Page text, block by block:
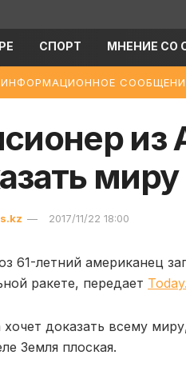
СПОРТ МНЕНИЕ СО
ИНФОРМАЦИОННОЕ
из
2017/11/22 18:00
61-летний американец
ракете, передает
доказать всему
Земля плоская.